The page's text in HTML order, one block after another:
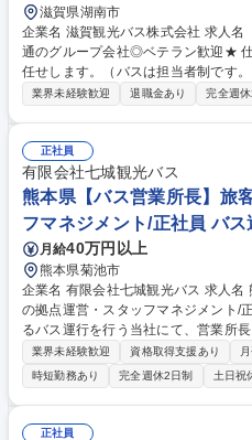
滋賀県湖南市
企業名 滋賀観光バス株式会社 求人名 【甲西/観光バスの運転手】◆滋賀交
通のグループ会社◎ベテラン歓迎★ 仕事の内容 ■観光バスの運転業務をお
任せします。（バスは担当者制です
の送迎、一般団体の温泉旅行、日帰
は独り立ちが難しいと判断した方に
を行いますので安心してください。
運転に対するモチベーションを高く
す。 募集職種 【甲西/観光バスの運転手】◆滋賀交通のグループ会社◎ベ
テラン歓迎★
業界未経験歓迎 退職金あり 完全週
正社員
有限会社七城観光バス
熊本県【バス営業所長】旅
フマネジメント/正社員 バス
月給40万円以上
熊本県菊池市
企業名 有限会社七城観光バス 求人名 熊本県【バス営業所長】旅客運送業
の拠点運営・スタッフマネジメント/正社員 仕事の内容 地域の
るバス運行を行う当社にて、営業所
す。具体的には、営業所の戦略立案
務・安全管理、他部署との連携など運営全般を
課の戦略立案、売上・利益の予算管
び定期ミーティングの実施 ■運行管
連携・全体調整業務 ■乗務員への勤
業界未経験歓迎 資格取得支援あり
時短勤務あり
完全週休2日制 土日祝
正社員